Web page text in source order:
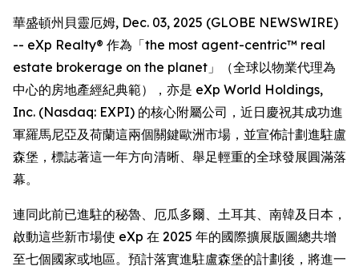
華盛頓州貝靈厄姆, Dec. 03, 2025 (GLOBE NEWSWIRE)
-- eXp Realty® 作為「the most agent-centric™ real
estate brokerage on the planet」（全球以物業代理為
中心的房地產經紀典範），亦是 eXp World Holdings,
Inc. (Nasdaq: EXPI) 的核心附屬公司，近日慶祝其成功進
軍羅馬尼亞及荷蘭這兩個關鍵歐洲市場，並宣佈計劃進駐盧
森堡，標誌著這一年方向清晰、舉足輕重的全球發展圓滿落
幕。
連同此前已進駐的秘魯、厄瓜多爾、土耳其、南韓及日本，
啟動這些新市場使 eXp 在 2025 年的國際擴展版圖總共增
至七個國家或地區。預計落實進駐盧森堡的計劃後，將進一